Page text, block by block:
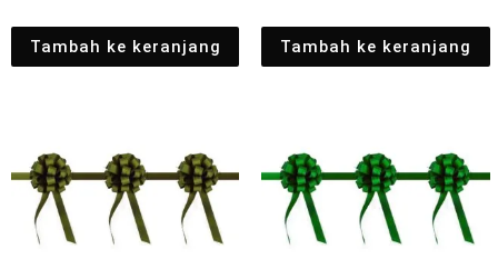
Tambah ke keranjang Tambah ke keranjang